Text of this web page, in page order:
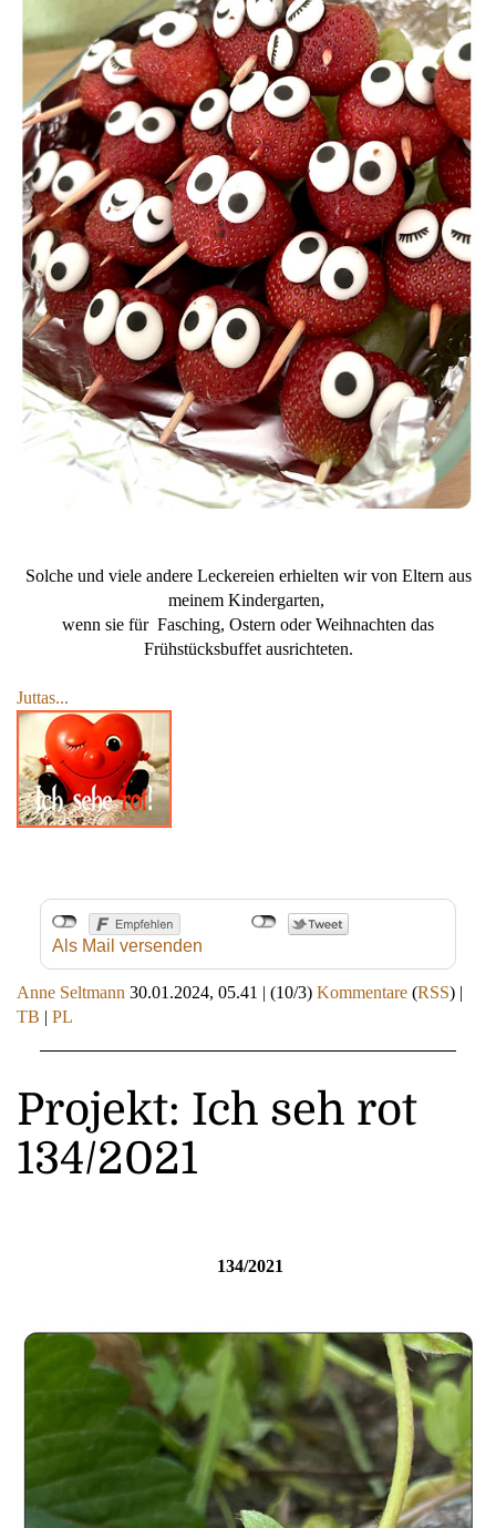
Solche und viele andere Leckereien erhielten wir von Eltern aus
meinem Kindergarten,
wenn sie für Fasching, Ostern oder Weihnachten das
Frühstücksbuffet ausrichteten.
Juttas...
Als Mail versenden
Anne Seltmann 30.01.2024, 05.41 | (10/3) Kommentare (RSS) |
TB | PL
Projekt: Ich seh rot
134/2021
134/2021